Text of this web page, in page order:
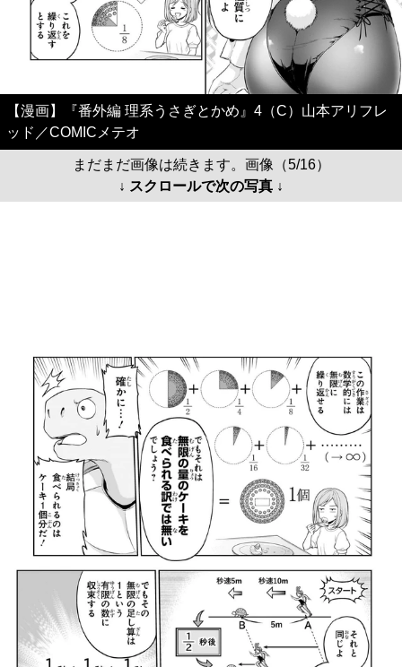
【漫画】『番外編 理系うさぎとかめ』4（C）山本アリフレ
ッド／COMICメテオ
まだまだ画像は続きます。画像（5/16）
↓ スクロールで次の写真 ↓